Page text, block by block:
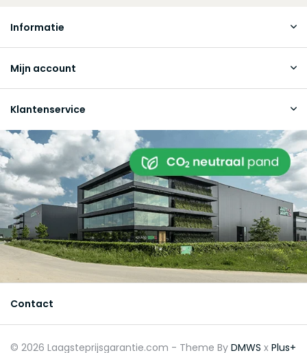
Informatie
Mijn account
Klantenservice
Contact
© 2026 Laagsteprijsgarantie.com - Theme By DMWS x Plus+